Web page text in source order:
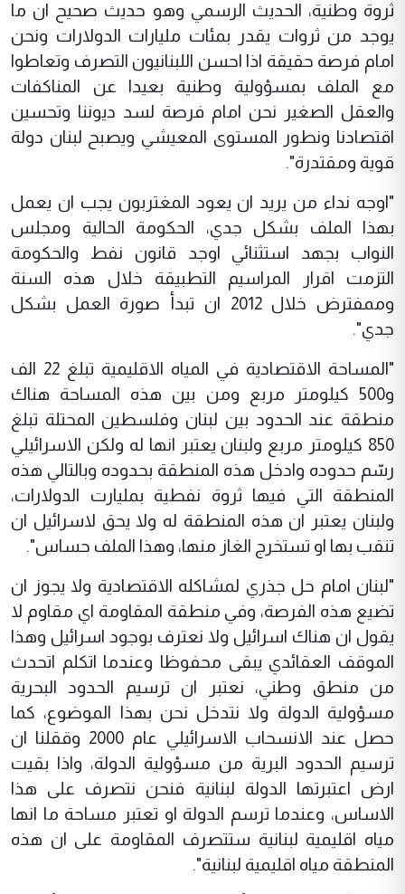
ثروة وطنية، الحديث الرسمي وهو حديث صحيح ان ما
يوجد من ثروات يقدر بمئات مليارات الدولارات ونحن
امام فرصة حقيقة اذا احسن اللبنانيون التصرف وتعاطوا
مع الملف بمسؤولية وطنية بعيدا عن المناكفات
والعقل الصغير نحن امام فرصة لسد ديوننا وتحسين
اقتصادنا ونطور المستوى المعيشي ويصبح لبنان دولة
قوية ومقتدرة".
"اوجه نداء من يريد ان يعود المغتربون يجب ان يعمل
بهذا الملف بشكل جدي، الحكومة الحالية ومجلس
النواب بجهد استثنائي اوجد قانون نفط والحكومة
التزمت اقرار المراسيم التطبيقة خلال هذه السنة
وممفترض خلال 2012 ان تبدأ صورة العمل بشكل
جدي".
"المساحة الاقتصادية في المياه الاقليمية تبلغ 22 الف
و500 كيلومتر مربع ومن بين هذه المساحة هناك
منطقة عند الحدود بين لبنان وفلسطين المحتلة تبلغ
850 كيلومتر مربع ولبنان يعتبر انها له ولكن الاسرائيلي
رسّم حدوده وادخل هذه المنطقة بحدوده وبالتالي هذه
المنطقة التي فيها ثروة نفطية بمليارت الدولارات،
ولبنان يعتبر ان هذه المنطقة له ولا يحق لاسرائيل ان
تنقب بها او تستخرج الغاز منها، وهذا الملف حساس".
"لبنان امام حل جذري لمشاكله الاقتصادية ولا يجوز ان
تضيع هذه الفرصة، وفي منطقة المقاومة اي مقاوم لا
يقول ان هناك اسرائيل ولا نعترف بوجود اسرائيل وهذا
الموقف العقائدي يبقى محفوظا وعندما اتكلم اتحدث
من منطق وطني، نعتبر ان ترسيم الحدود البحرية
مسؤولية الدولة ولا نتدخل نحن بهذا الموضوع، كما
حصل عند الانسحاب الاسرائيلي عام 2000 وققلنا ان
ترسيم الحدود البرية من مسؤولية الدولة، واذا بقيت
ارض اعتبرتها الدولة لبنانية فنحن نتصرف على هذا
الاساس، وعندما ترسم الدولة او تعتبر مساحة ما انها
مياه اقليمية لبنانية ستتصرف المقاومة على ان هذه
المنطقة مياه اقليمية لبنانية".